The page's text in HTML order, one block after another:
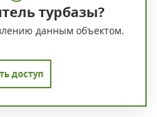
турбазы?
данным объектом.
доступ